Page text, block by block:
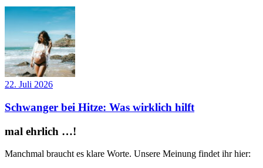
22. Juli 2026
Schwanger bei Hitze: Was wirklich hilft
mal ehrlich …!
Manchmal braucht es klare Worte. Unsere Meinung findet ihr hier: